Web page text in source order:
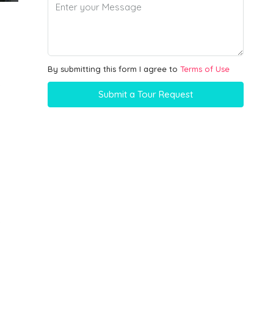
By submitting this form I agree to Terms of Use
Submit a Tour Request